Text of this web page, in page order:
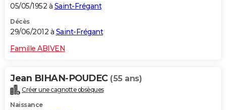
05/05/1952 à Saint-Frégant
Décès
29/06/2012 à Saint-Frégant
Famille ABIVEN
Jean BIHAN-POUDEC (55 ans)
Créer une cagnotte obsèques
Naissance